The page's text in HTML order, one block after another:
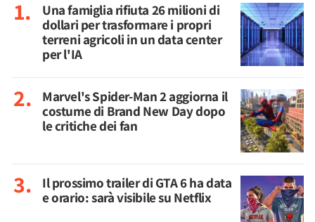
Una famiglia rifiuta 26 milioni di
dollari per trasformare i propri
terreni agricoli in un data center
per l'IA
Marvel's Spider-Man 2 aggiorna il
costume di Brand New Day dopo
le critiche dei fan
Il prossimo trailer di GTA 6 ha data
e orario: sarà visibile su Netflix